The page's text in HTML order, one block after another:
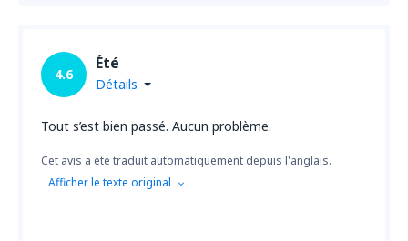
4.6
Été
Détails
Tout s’est bien passé. Aucun problème.
Cet avis a été traduit automatiquement depuis l'anglais.
Afficher le texte original